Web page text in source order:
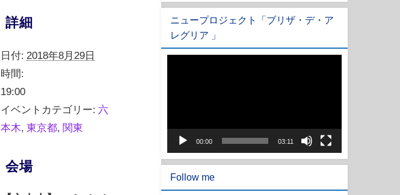
詳細
日付: 2018年8月29日
時間:
19:00
イベントカテゴリー: 六
本木 ,東京都 関東
会場
ニュープロジェクト「ブリザ・デ・ア
レグリア 」
ー
00:00 03:11
Follow me